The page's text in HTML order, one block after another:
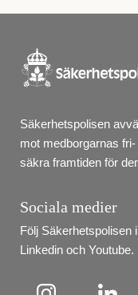
Säkerhetspolisen
mot medborgarnas
säkra framtiden för
Sociala medier
Följ Säkerhetspolisen
Linkedin och Youtube.